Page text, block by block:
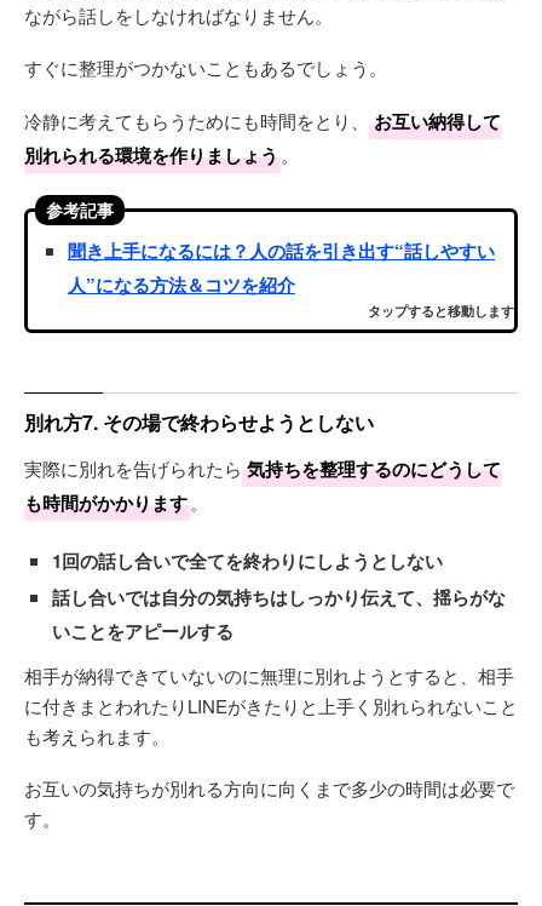
ながら話しをしなければなりません。
すぐに整理がつかないこともあるでしょう。
冷静に考えてもらうためにも時間をとり、
お互い納得して
別れられる環境を作りましょう。
参考記事
聞き上手になるには？人の話を引き出す“話しやすい
人”になる方法＆コツを紹介
タップすると移動します
別れ方7. その場で終わらせようとしない
実際に別れを告げられたら 気持ちを整理するのにどうして
も時間がかかります。
1回の話し合いで全てを終わりにしようとしない
話し合いでは自分の気持ちはしっかり伝えて、揺らがな
いことをアピールする
相手が納得できていないのに無理に別れようとすると、相手
に付きまとわれたりLINEがきたりと上手く別れられないこと
も考えられます。
お互いの気持ちが別れる方向に向くまで多少の時間は必要で
す。